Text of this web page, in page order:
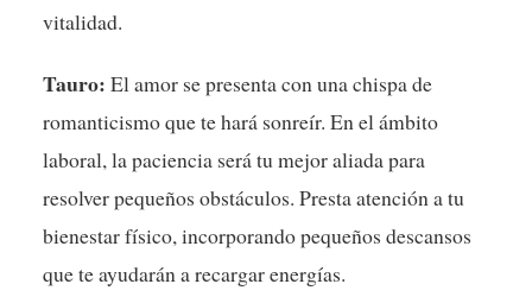
vitalidad.
Tauro: El amor se presenta con una chispa de
romanticismo que te hará sonreír. En el ámbito
laboral, la paciencia será tu mejor aliada para
resolver pequeños obstáculos. Presta atención a tu
bienestar físico, incorporando pequeños descansos
que te ayudarán a recargar energías.